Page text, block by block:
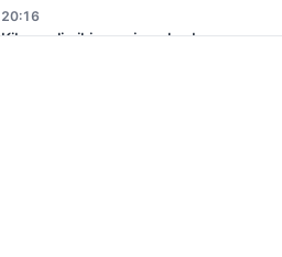
20:16
Kiberpolis iki gənci saxlayıb